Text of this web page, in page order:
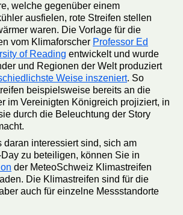
welche gegenüber einem
ausfielen, rote Streifen stellen
waren. Die Vorlage für die
vom Klimaforscher Professor Ed
of Reading entwickelt und wurde
und Regionen der Welt produziert
Weise inszeniert. So
beispielsweise bereits an die
im Vereinigten Königreich projiziert, in
durch die Beleuchtung der Story
daran interessiert sind, sich am
zu beteiligen, können Sie in
der MeteoSchweiz Klimastreifen
Die Klimastreifen sind für die
auch für einzelne Messstandorte